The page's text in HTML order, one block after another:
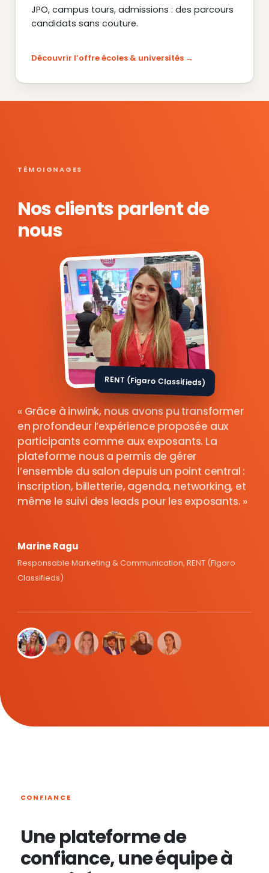
JPO, campus tours, admissions : des parcours
candidats sans couture.
Découvrir l’offre écoles & universités
TÉMOIGNAGES
Nos clients parlent de
nous
RENT (Figaro Classifieds)
Grâce à inwink, nous avons pu transformer
en profondeur l’expérience proposée aux
participants comme aux exposants. La
plateforme nous a permis de gérer
l’ensemble du salon depuis un point central :
inscription, billetterie, agenda, networking, et
même le suivi des leads pour les exposants.
Marine Ragu
Responsable Marketing & Communication, RENT (Figaro
Classifieds)
CONFIANCE
Une plateforme de
confiance, une équipe à